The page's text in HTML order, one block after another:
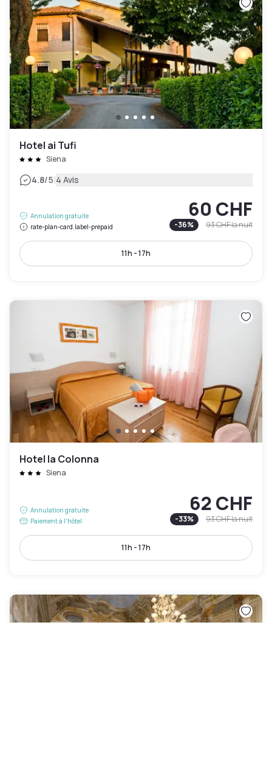
Hotel ai Tufi
Siena
4.8/5|4 Avis
Annulation gratuite
rate-plan-card.label-prepaid
60 CHF
-36% 93 CHFla nuit
11h - 17h
Hotel la Colonna
Siena
Annulation gratuite
Paiement à l'hôtel
62 CHF
-33% 93 CHFla nuit
11h - 17h